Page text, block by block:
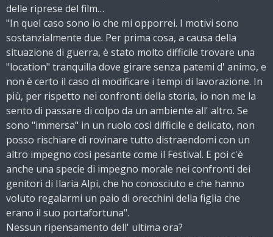
delle riprese del film…
"In quel caso sono io che mi opporrei. I motivi sono
sostanzialmente due. Per prima cosa, a causa della
situazione di guerra, è stato molto difficile trovare una
"location" tranquilla dove girare senza patemi d' animo, e
non è certo il caso di modificare i tempi di lavorazione. In
più, per rispetto nei confronti della storia, io non me la
sento di passare di colpo da un ambiente all' altro. Se
sono "immersa" in un ruolo così difficile e delicato, non
posso rischiare di rovinare tutto distraendomi con un
altro impegno così pesante come il Festival. E poi c'è
anche una specie di impegno morale nei confronti dei
genitori di Ilaria Alpi, che ho conosciuto e che hanno
voluto regalarmi un paio di orecchini della figlia che
erano il suo portafortuna".
Nessun ripensamento dell' ultima ora?